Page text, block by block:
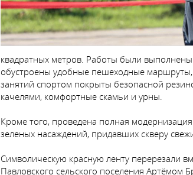
квадратных метров. Работы были
обустроены удобные пешеходные
занятий спортом покрыты безопасной
качелями, комфортные скамьи и урны.
Кроме того, проведена полная
зеленых насаждений, придавших скверу
Символическую красную ленту перерезали
Павловского сельского поселения Артёмом